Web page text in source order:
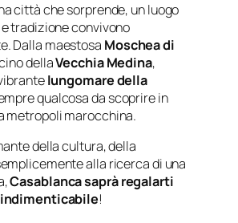
città che sorprende, un luogo
tradizione convivono
Dalla maestosa Moschea di
dellaVecchia Medina,
lungomare della
qualcosa da scoprire in
metropoli marocchina.
della cultura, della
alla ricerca di una
Casablanca saprà regalarti
indimenticabile!